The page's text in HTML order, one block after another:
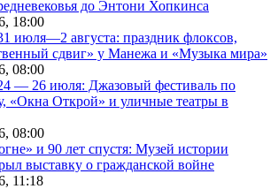
до Энтони Хопкинса
18:00
июля—2 августа: праздник флоксов,
сдвиг» у Манежа и «Музыка мира»
08:00
— 26 июля: Джазовый фестиваль по
«Окна Открой» и уличные театры в
08:00
и 90 лет спустя: Музей истории
выставку о гражданской войне
11:18